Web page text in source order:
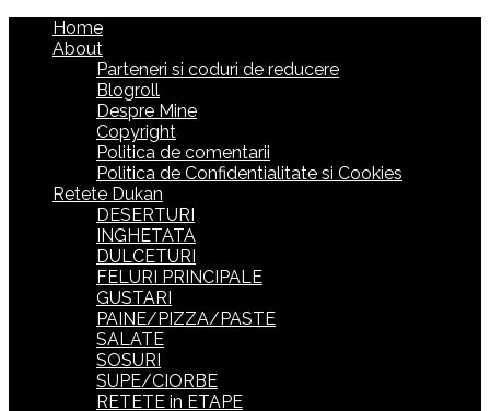
Home
About
Parteneri si coduri de reducere
Blogroll
Despre Mine
Copyright
Politica de comentarii
Politica de Confidentialitate si Cookies
Retete Dukan
DESERTURI
INGHETATA
DULCETURI
FELURI PRINCIPALE
GUSTARI
PAINE/PIZZA/PASTE
SALATE
SOSURI
SUPE/CIORBE
RETETE in ETAPE